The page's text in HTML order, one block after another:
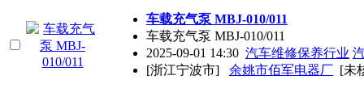
车载充气泵 MBJ-010/011
车载充气泵 MBJ-010/011
2025-09-01 14:30 汽车维修保养行业
[浙江宁波市]
余姚市佰军电器厂 [未